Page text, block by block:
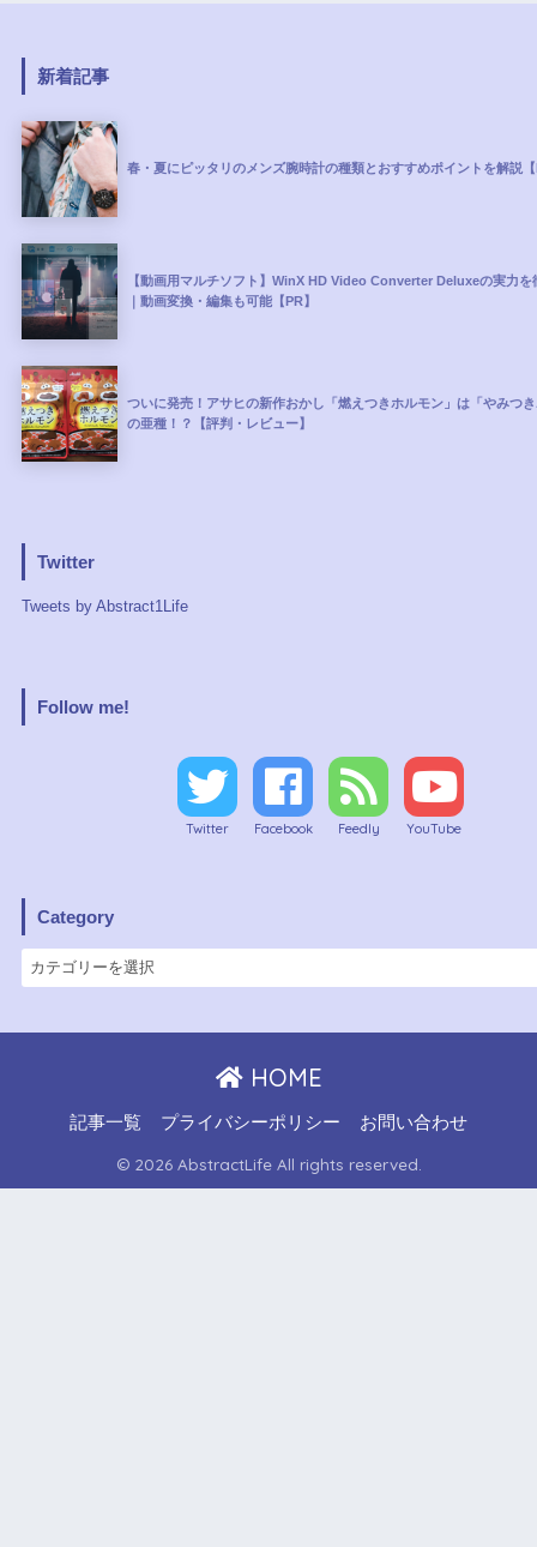
新着記事
春・夏にピッタリのメンズ腕時計の種類とおすすめポイントを解説
【動画用マルチソフト】WinX HD Video Converter Deluxeの実力を
｜動画変換・編集も可能【PR】
ついに発売！アサヒの新作おかし「燃えつきホルモン」は「やみつ
の亜種！？【評判・レビュー】
Twitter
Tweets by Abstract1Life
Follow me!
Twitter Facebook Feedly YouTube
Category
HOME
記事一覧 プライバシーポリシー お問い合わせ
© 2026 AbstractLife All rights reserved.